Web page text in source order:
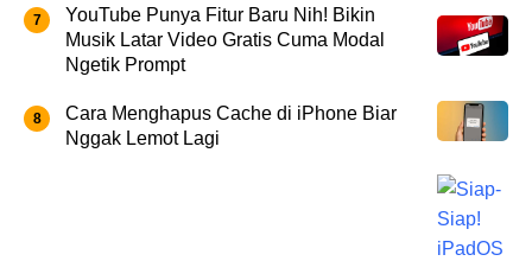
YouTube Punya Fitur Baru Nih! Bikin
Musik Latar Video Gratis Cuma Modal
Ngetik Prompt
Cara Menghapus Cache di iPhone Biar
Nggak Lemot Lagi